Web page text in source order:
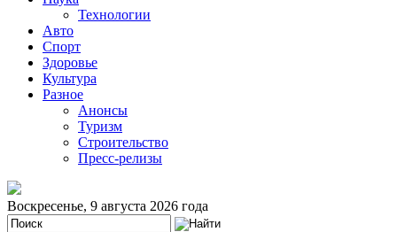
Технологии
Авто
Спорт
Здоровье
Культура
Разное
Анонсы
Туризм
Строительство
Пресс-релизы
Воскресенье, 9 августа 2026 года